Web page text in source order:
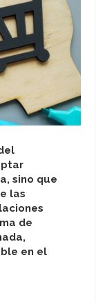
sino que
las
de
en el